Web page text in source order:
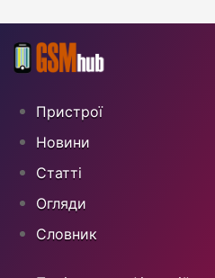
Пристрої
Новини
Статті
Огляди
Cловник